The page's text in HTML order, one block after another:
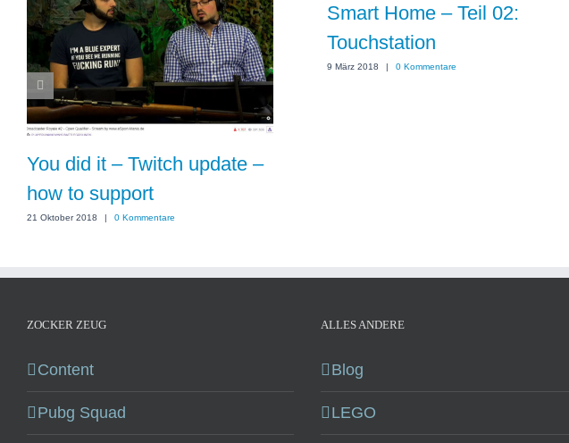
You did it – Twitch update –
how to support
21 Oktober 2018 0 Kommentare
Smart Home – Teil 02:
Touchstation
9 März 2018 | 0 Kommentare
ZOCKER ZEUG
Content
Pubg Squad
ALLES ANDERE
Blog
LEGO